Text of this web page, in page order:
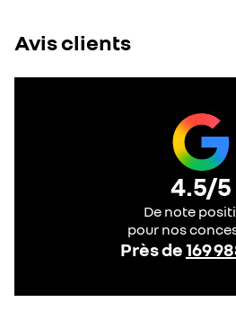
Avis clients
4.5/5
De note
pour nos
Près de169